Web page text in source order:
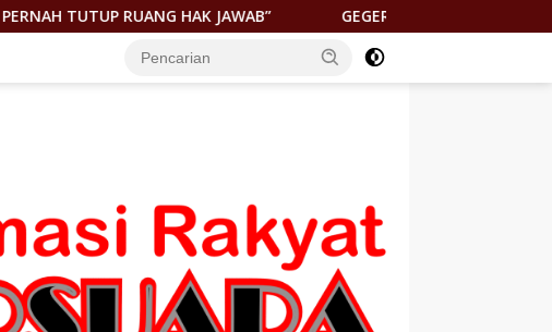
JAWAB” GEGER! JENAZAH DITEMUKAN DI PANTAI KEUREA